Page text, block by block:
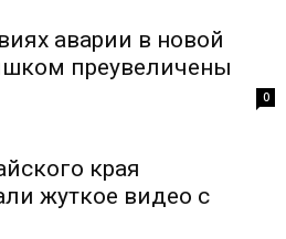
аварии в новой
преувеличены
0
края
жуткое видео с